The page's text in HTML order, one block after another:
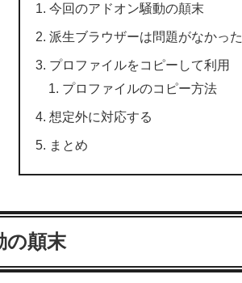
今回のアドオン騒動の顛末
派生ブラウザーは問題がなかった
プロファイルをコピーして利用
プロファイルのコピー方法
想定外に対応する
まとめ
の顛末